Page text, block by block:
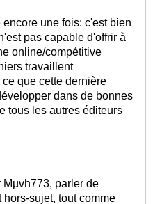
encore une fois: c'est bien
pas capable d'offrir à
online/compétitive
travaillent
que cette dernière
dans de bonnes
tous les autres éditeurs
parler de
hors-sujet, tout comme